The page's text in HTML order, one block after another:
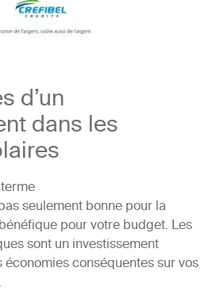
d’un
dans les
seulement bonne pour la
pour votre budget. Les
sont un investissement
conséquentes sur vos